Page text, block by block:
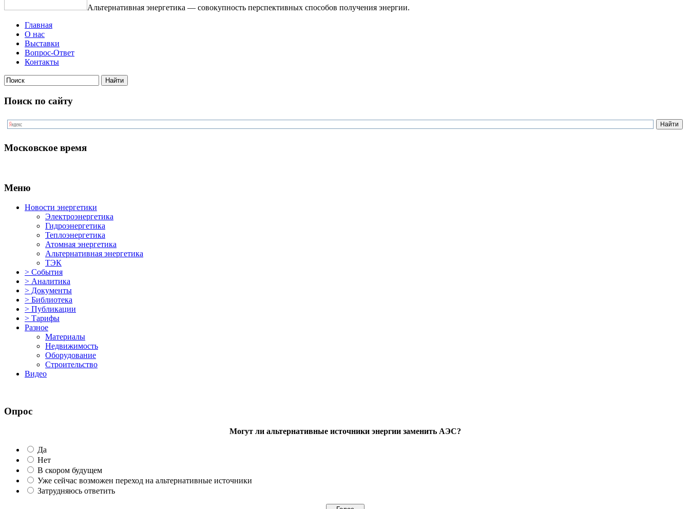
Альтернативная энергетика — совокупность перспективных способов получения энергии.
Главная
О нас
Выставки
Вопрос-Ответ
Контакты
Поиск по сайту
Московское время
Меню
Новости энергетики
Электроэнергетика
Гидроэнергетика
Теплоэнергетика
Атомная энергетика
Альтернативная энергетика
ТЭК
> События
> Аналитика
> Документы
> Библиотека
> Публикации
> Тарифы
Разное
Материалы
Недвижимость
Оборудование
Строительство
Видео
Опрос
Могут ли альтернативные источники энергии заменить АЭС?
Да
Нет
В скором будущем
Уже сейчас возможен переход на альтернативные источники
Затрудняюсь ответить